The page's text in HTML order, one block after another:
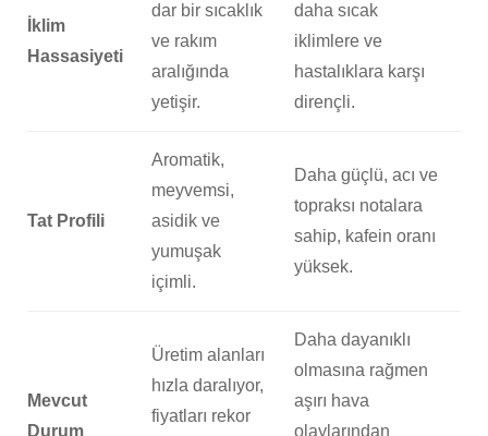
İklim
Hassasiyeti
dar bir sıcaklık
ve rakım
aralığında
yetişir.
daha sıcak
iklimlere ve
hastalıklara karşı
dirençli.
Tat Profili
Aromatik,
meyvemsi,
asidik ve
yumuşak
içimli.
Daha güçlü, acı ve
topraksı notalara
sahip, kafein oranı
yüksek.
Mevcut
Durum
Üretim alanları
hızla daralıyor,
fiyatları rekor
Daha dayanıklı
olmasına rağmen
aşırı hava
olaylarından